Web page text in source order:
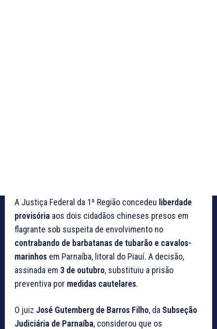
A Justiça Federal da 1ª Região concedeu liberdade
provisória aos dois cidadãos chineses presos em
flagrante sob suspeita de envolvimento no
contrabando de barbatanas de tubarão e cavalos-
marinhos em Parnaíba, litoral do Piauí. A decisão,
assinada em 3 de outubro, substituiu a prisão
preventiva por medidas cautelares.
O juiz José Gutemberg de Barros Filho, da Subseção
Judiciária de Parnaíba, considerou que os